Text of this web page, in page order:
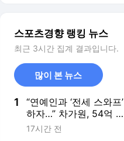
스포츠경향 랭킹 뉴스
최근 3시간 집계 결과입니다.
많이 본 뉴스
1
“연예인과 ‘전세 스와프’
하자…” 차가원, 54억 갈
취한 ‘라누보 한남’ 사기
17시간 전